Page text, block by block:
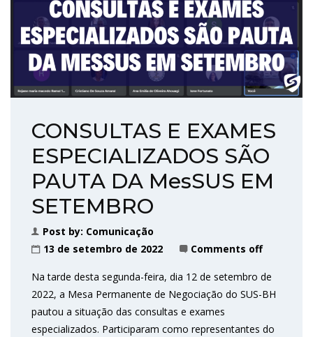
CONSULTAS E EXAMES
ESPECIALIZADOS SÃO
PAUTA DA MesSUS EM
SETEMBRO
Post by: Comunicação
13 de setembro de 2022
Comments off
Na tarde desta segunda-feira, dia 12 de setembro de
2022, a Mesa Permanente de Negociação do SUS-BH
pautou a situação das consultas e exames
especializados. Participaram como representantes do